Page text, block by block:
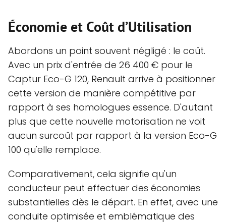
Économie et Coût d’Utilisation
Abordons un point souvent négligé : le coût.
Avec un prix d'entrée de 26 400 € pour le
Captur Eco-G 120, Renault arrive à positionner
cette version de manière compétitive par
rapport à ses homologues essence. D'autant
plus que cette nouvelle motorisation ne voit
aucun surcoût par rapport à la version Eco-G
100 qu'elle remplace.
Comparativement, cela signifie qu'un
conducteur peut effectuer des économies
substantielles dès le départ. En effet, avec une
conduite optimisée et emblématique des